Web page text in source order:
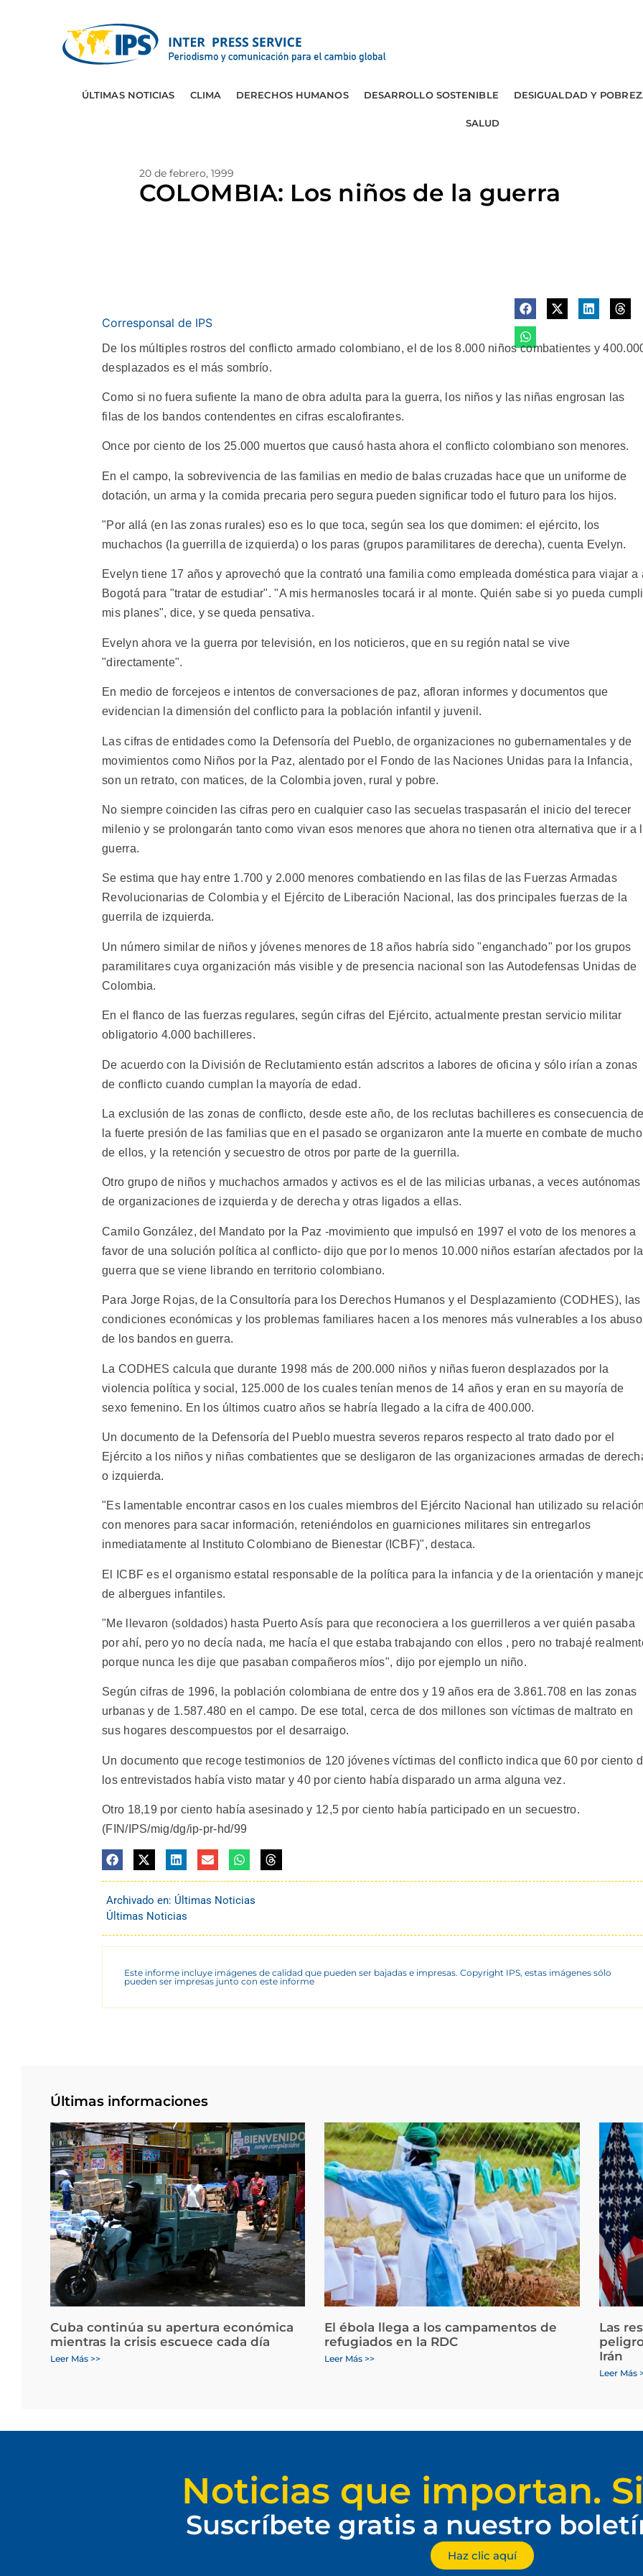
ÚLTIMAS NOTICIAS CLIMA DERECHOS HUMANOS DESARROLLO SOSTENIBLE DESIGUALDAD Y
SALUD
20 de febrero, 1999
COLOMBIA: Los niños de la guerra
Corresponsal de IPS
De los múltiples rostros del conflicto armado colombiano, el de los 8.000 niños combatientes y
desplazados es el más sombrío.
Como si no fuera sufiente la mano de obra adulta para la guerra, los niños y las niñas engrosan las
filas de los bandos contendentes en cifras escalofirantes.
Once por ciento de los 25.000 muertos que causó hasta ahora el conflicto colombiano son menores.
En el campo, la sobrevivencia de las familias en medio de balas cruzadas hace que un uniforme de
dotación, un arma y la comida precaria pero segura pueden significar todo el futuro para los hijos.
"Por allá (en las zonas rurales) eso es lo que toca, según sea los que domimen: el ejército, los
muchachos (la guerrilla de izquierda) o los paras (grupos paramilitares de derecha), cuenta Evelyn.
Evelyn tiene 17 años y aprovechó que la contrató una familia como empleada doméstica para viajar a
Bogotá para "tratar de estudiar". "A mis hermanosles tocará ir al monte. Quién sabe si yo pueda
mis planes", dice, y se queda pensativa.
Evelyn ahora ve la guerra por televisión, en los noticieros, que en su región natal se vive
"directamente".
En medio de forcejeos e intentos de conversaciones de paz, afloran informes y documentos que
evidencian la dimensión del conflicto para la población infantil y juvenil.
Las cifras de entidades como la Defensoría del Pueblo, de organizaciones no gubernamentales y de
movimientos como Niños por la Paz, alentado por el Fondo de las Naciones Unidas para la Infancia,
son un retrato, con matices, de la Colombia joven, rural y pobre.
No siempre coinciden las cifras pero en cualquier caso las secuelas traspasarán el inicio del terecer
milenio y se prolongarán tanto como vivan esos menores que ahora no tienen otra alternativa que ir a
guerra.
Se estima que hay entre 1.700 y 2.000 menores combatiendo en las filas de las Fuerzas Armadas
Revolucionarias de Colombia y el Ejército de Liberación Nacional, las dos principales fuerzas de la
guerrila de izquierda.
Un número similar de niños y jóvenes menores de 18 años habría sido "enganchado" por los grupos
paramilitares cuya organización más visible y de presencia nacional son las Autodefensas Unidas de
Colombia.
En el flanco de las fuerzas regulares, según cifras del Ejército, actualmente prestan servicio militar
obligatorio 4.000 bachilleres.
De acuerdo con la División de Reclutamiento están adscritos a labores de oficina y sólo irían a zonas
de conflicto cuando cumplan la mayoría de edad.
La exclusión de las zonas de conflicto, desde este año, de los reclutas bachilleres es consecuencia
la fuerte presión de las familias que en el pasado se organizaron ante la muerte en combate de
de ellos, y la retención y secuestro de otros por parte de la guerrilla.
Otro grupo de niños y muchachos armados y activos es el de las milicias urbanas, a veces autónomas
de organizaciones de izquierda y de derecha y otras ligados a ellas.
Camilo González, del Mandato por la Paz -movimiento que impulsó en 1997 el voto de los menores a
favor de una solución política al conflicto- dijo que por lo menos 10.000 niños estarían afectados por la
guerra que se viene librando en territorio colombiano.
Para Jorge Rojas, de la Consultoría para los Derechos Humanos y el Desplazamiento (CODHES), las
condiciones económicas y los problemas familiares hacen a los menores más vulnerables a los
de los bandos en guerra.
La CODHES calcula que durante 1998 más de 200.000 niños y niñas fueron desplazados por la
violencia política y social, 125.000 de los cuales tenían menos de 14 años y eran en su mayoría de
sexo femenino. En los últimos cuatro años se habría llegado a la cifra de 400.000.
Un documento de la Defensoría del Pueblo muestra severos reparos respecto al trato dado por el
Ejército a los niños y niñas combatientes que se desligaron de las organizaciones armadas de
o izquierda.
"Es lamentable encontrar casos en los cuales miembros del Ejército Nacional han utilizado su
con menores para sacar información, reteniéndolos en guarniciones militares sin entregarlos
inmediatamente al Instituto Colombiano de Bienestar (ICBF)", destaca.
El ICBF es el organismo estatal responsable de la política para la infancia y de la orientación y
de albergues infantiles.
"Me llevaron (soldados) hasta Puerto Asís para que reconociera a los guerrilleros a ver quién pasaba
por ahí, pero yo no decía nada, me hacía el que estaba trabajando con ellos , pero no trabajé
porque nunca les dije que pasaban compañeros míos", dijo por ejemplo un niño.
Según cifras de 1996, la población colombiana de entre dos y 19 años era de 3.861.708 en las zonas
urbanas y de 1.587.480 en el campo. De ese total, cerca de dos millones son víctimas de maltrato en
sus hogares descompuestos por el desarraigo.
Un documento que recoge testimonios de 120 jóvenes víctimas del conflicto indica que 60 por ciento
los entrevistados había visto matar y 40 por ciento había disparado un arma alguna vez.
Otro 18,19 por ciento había asesinado y 12,5 por ciento había participado en un secuestro.
(FIN/IPS/mig/dg/ip-pr-hd/99
Archivado en: Últimas Noticias
Últimas Noticias
Este informe incluye imágenes de calidad que pueden ser bajadas e impresas. Copyright IPS, estas imágenes sólo
pueden ser impresas junto con este informe
Últimas informaciones
Cuba continúa su apertura económica
mientras la crisis escuece cada día
Leer Más >>
El ébola llega a los campamentos de
refugiados en la RDC
Leer Más >>
Las
Irán
Leer Más
Noticias que importan.
Suscríbete gratis a nuestro
Haz clic aquí